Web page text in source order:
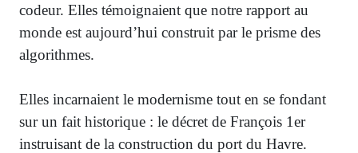
codeur. Elles témoignaient que notre rapport au
monde est aujourd’hui construit par le prisme des
algorithmes.
Elles incarnaient le modernisme tout en se fondant
sur un fait historique : le décret de François 1er
instruisant de la construction du port du Havre.